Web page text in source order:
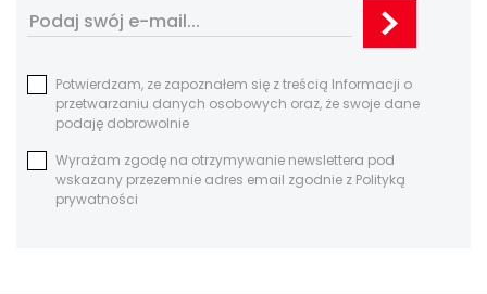
Potwierdzam, ze zapoznałem się z treścią Informacji o
przetwarzaniu danych osobowych oraz, że swoje dane
podaję dobrowolnie
Wyrażam zgodę na otrzymywanie newslettera pod
wskazany przezemnie adres email zgodnie z Polityką
prywatności